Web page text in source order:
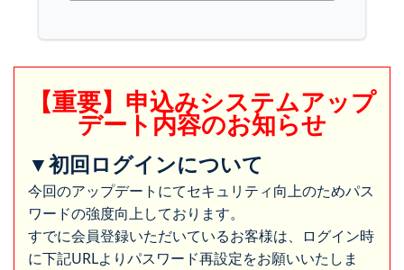
【重要】申込みシステムアップ
デート内容のお知らせ
▼初回ログインについて
今回のアップデートにてセキュリティ向上のためパス
ワードの強度向上しております。
すでに会員登録いただいているお客様は、ログイン時
に下記URLよりパスワード再設定をお願いいたしま